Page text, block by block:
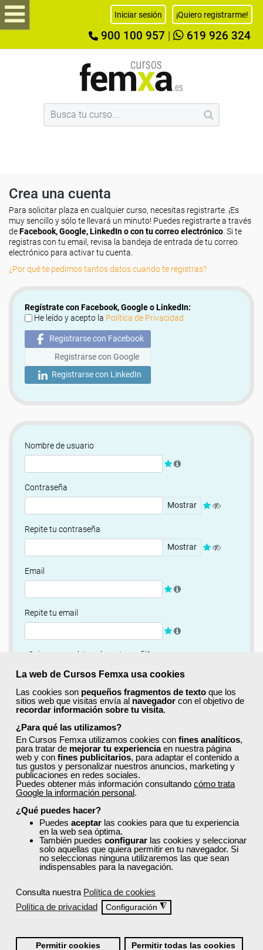
La web de Cursos Femxa usa cookies
Las cookies son pequeños fragmentos de texto que los
sitios web que visitas envía al navegador con el objetivo de
recordar información sobre tu visita.
¿Para qué las utilizamos?
En Cursos Femxa utilizamos cookies con fines analíticos,
para tratar de mejorar tu experienciaen nuestra página
web y con fines publicitarios, para adaptar el contenido a
tus gustos y personalizar nuestros anuncios, marketing y
publicaciones en redes sociales.
Puedes obtener más información consultando cómo trata
Google la información personal.
¿Qué puedes hacer?
Puedes aceptar las cookies para que tu experiencia
en la web sea óptima.
También puedes configurar las cookies y seleccionar
solo aquellas que quiera permitir en tu navegador. Si
no seleccionas ninguna utilizaremos las que sean
indispensables para la navegación.
Consulta nuestra Política de cookies
Política de privacidad
Configuración ◮
Permitir cookies Permitir todas las cookies
Iniciar sesión ¡Quiero registrarme!
900 100 957 619 926 324
Crea una cuenta
Para solicitar plaza en cualquier curso, necesitas registrarte. ¡Es
muy sencillo y sólo te llevará un minuto! Puedes registrarte a través
deFacebook, Google, LinkedIn o con tu correo electrónico . Si te
registras con tu email, revisa la bandeja de entrada de tu correo
electrónico para activar tu cuenta.
¿Por qué te pedimos tantos datos cuando te registras?
Regístrate con Facebook, Google o LinkedIn:
He leído y acepto la Política de Privacidad
Registrarse con Facebook
Registrarse con Google
Registrarse con LinkedIn
Nombre de usuario
Contraseña
Mostrar
Repite tu contraseña
Mostrar
Email
Repite tu email
¿Quieres completar ahora tu perfil?
Si
No, completaré mi perfil más adelante
Newsletter
Si, quiero recibir información sobre cursos, ofertas
exclusivas y recursos para el aprendizaje.
Términos y condiciones
He leído y acepto la Política de Privacidad
Registrarse
Quiénes Somos:
Especialistas en consultoría y formación para el empleo
Nuestro objetivo diario es, única y exclusivamente, ayudarte a
conseguir tus metas profesionales ofreciéndote los mejores